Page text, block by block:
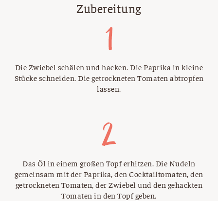
Zubereitung
Die Zwiebel schälen und hacken. Die Paprika in kleine
Stücke schneiden. Die getrockneten Tomaten abtropfen
lassen.
Das Öl in einem großen Topf erhitzen. Die Nudeln
gemeinsam mit der Paprika, den Cocktailtomaten, den
getrockneten Tomaten, der Zwiebel und den gehackten
Tomaten in den Topf geben.